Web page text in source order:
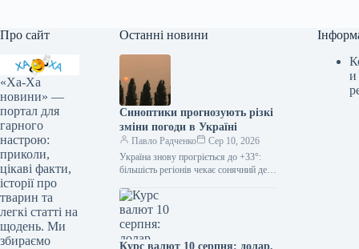
Про сайт
«Ха-Ха
новини» —
портал для
гарного
настрою:
приколи,
цікаві факти,
історії про
тварин та
легкі статті на
щодень. Ми
збираємо
Останні новини
Синоптики прогнозують різкі
зміни погоди в Україні
Павло Радченко
Сер 10, 2026
Україна знову прогріється до +33°:
більшість регіонів чекає сонячний день
до +33° Сьогодні, 10 серпня,…
Курс валют 10 серпня: долар,
и